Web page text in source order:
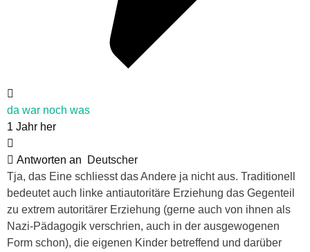
da war noch was
1 Jahr her
Antworten an
Deutscher
Tja, das Eine schliesst das Andere ja nicht aus. Traditionell
bedeutet auch linke antiautoritäre Erziehung das Gegenteil
zu extrem autoritärer Erziehung (gerne auch von ihnen als
Nazi-Pädagogik verschrien, auch in der ausgewogenen
Form schon), die eigenen Kinder betreffend und darüber